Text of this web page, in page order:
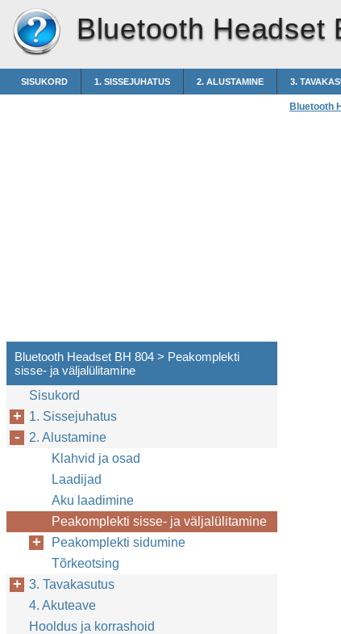
Bluetooth Headset
SISUKORD 1. SISSEJUHATUS 2. ALUSTAMINE 3.
Bluetooth
Bluetooth Headset BH 804 > Peakomplekti
sisse- ja väljalülitamine
Sisukord
1. Sissejuhatus
2. Alustamine
Klahvid ja osad
Laadijad
Aku laadimine
Peakomplekti sisse- ja väljalülitamine
Peakomplekti sidumine
Tõrkeotsing
3. Tavakasutus
4. Akuteave
Hooldus ja korrashoid